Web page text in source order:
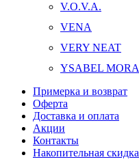
V.O.V.A.
VENA
VERY NEAT
YSABEL MORA
Примерка и возврат
Оферта
Доставка и оплата
Акции
Контакты
Накопительная скидка